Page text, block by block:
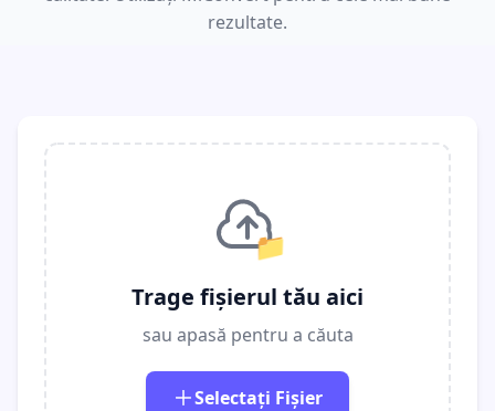
rezultate.
📁
Trage fișierul tău aici
sau apasă pentru a căuta
Selectați Fișier